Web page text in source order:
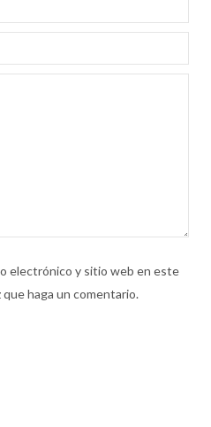
electrónico y sitio web en este
que haga un comentario.